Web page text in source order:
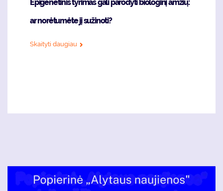
Epigenetinis tyrimas gali parodyti biologinį amžių:
ar norėtumėte jį sužinoti?
Skaityti daugiau